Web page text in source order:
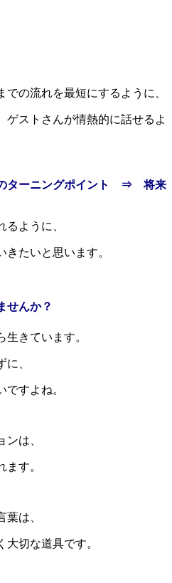
の流れを最短にするように、
ゲストさんが情熱的に話せるよ
ターニングポイント ⇒ 将来
るように、
きたいと思います。
せんか？
生きています。
、
すよね。
は、
ます。
葉は、
大切な道具です。